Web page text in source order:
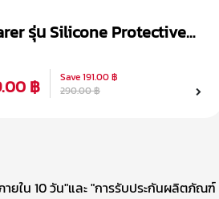
รุ่น Silicone Protective
฿
Save191.00 ฿
290.00 ฿
ยใน 10 วัน"และ "การรับประกันผลิตภั